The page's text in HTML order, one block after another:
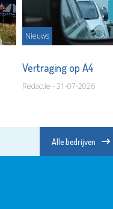
Nieuws
Vertraging op A4
Redactie - 31-07-2026
Alle bedrijven